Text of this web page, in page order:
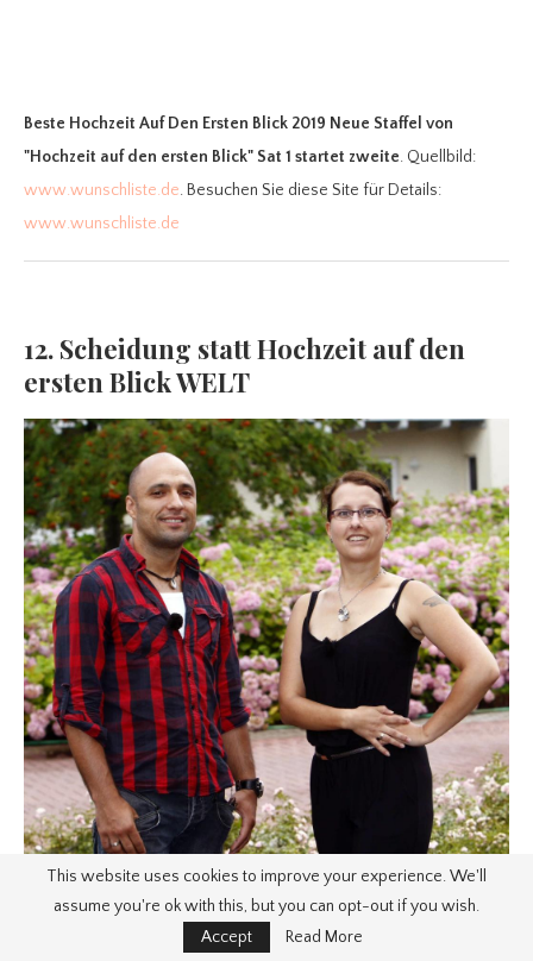
Beste Hochzeit Auf Den Ersten Blick 2019 Neue Staffel von
"Hochzeit auf den ersten Blick" Sat 1 startet zweite. Quellbild:
www.wunschliste.de. Besuchen Sie diese Site für Details:
www.wunschliste.de
12. Scheidung statt Hochzeit auf den
ersten Blick WELT
This website uses cookies to improve your experience. We'll
assume you're ok with this, but you can opt-out if you wish.
Accept
Read More